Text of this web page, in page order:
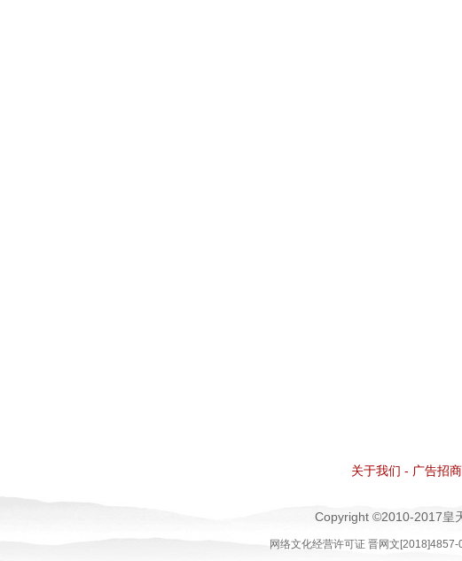
关于我们 - 广告招商
Copyright ©2010-2017皇
网络文化经营许可证 晋网文[2018]4857-